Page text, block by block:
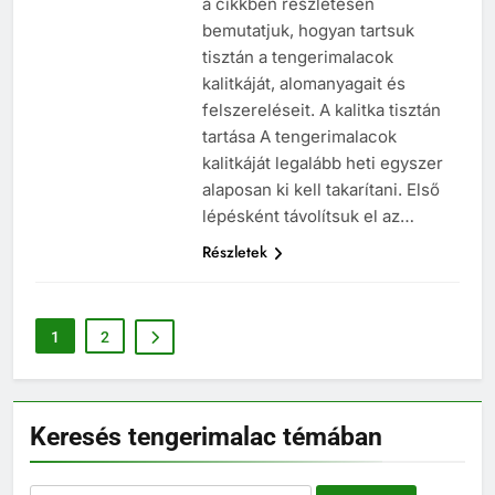
bemutatjuk, hogyan tartsuk
tisztán a tengerimalacok
kalitkáját, alomanyagait és
felszereléseit. A kalitka tisztán
tartása A tengerimalacok
kalitkáját legalább heti egyszer
alaposan ki kell takarítani. Első
lépésként távolítsuk el az…
Részletek
1 2
Keresés tengerimalac témában
5